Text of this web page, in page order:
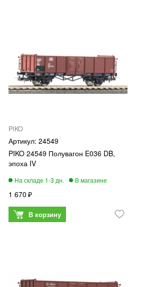
PIKO
24549
PIKO 24549 Полувагон E036 DB,
эпоха IV
1 670